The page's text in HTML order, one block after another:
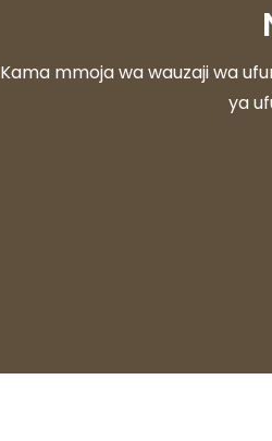
Kama mmoja wa wauzaji wa
ya